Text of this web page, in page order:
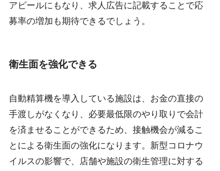
アピールにもなり、求人広告に記載することで応
募率の増加も期待できるでしょう。
衛生面を強化できる
自動精算機を導入している施設は、お金の直接の
手渡しがなくなり、必要最低限のやり取りで会計
を済ませることができるため、接触機会が減るこ
とによる衛生面の強化になります。新型コロナウ
イルスの影響で、店舗や施設の衛生管理に対する